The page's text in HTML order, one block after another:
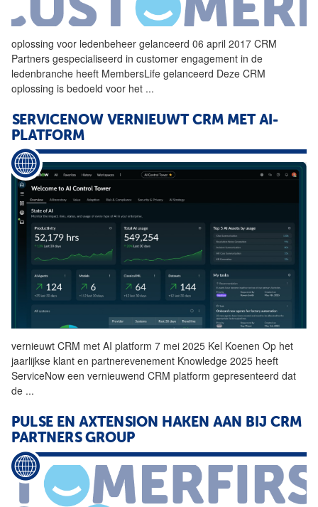
oplossing voor ledenbeheer gelanceerd 06 april 2017 CRM
Partners gespecialiseerd in customer engagement in de
ledenbranche heeft MembersLife gelanceerd Deze CRM
oplossing is bedoeld voor het ...
SERVICENOW VERNIEUWT CRM MET AI-
PLATFORM
vernieuwt CRM met AI platform 7 mei 2025 Kel Koenen Op het
jaarlijkse klant en partnerevenement Knowledge 2025 heeft
ServiceNow een vernieuwend CRM platform gepresenteerd dat
de ...
PULSE EN AXTENSION HAKEN AAN BIJ CRM
PARTNERS GROUP